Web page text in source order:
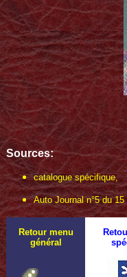
Sources:
catalogue spécifique,
Auto Journal n°5 du
Retour menu
général